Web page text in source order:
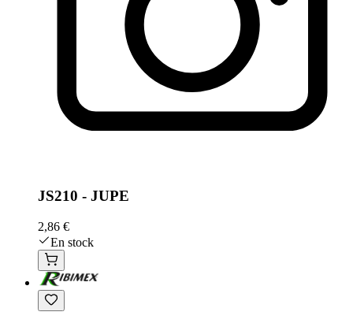
JS210 - JUPE
2,86 €
En stock